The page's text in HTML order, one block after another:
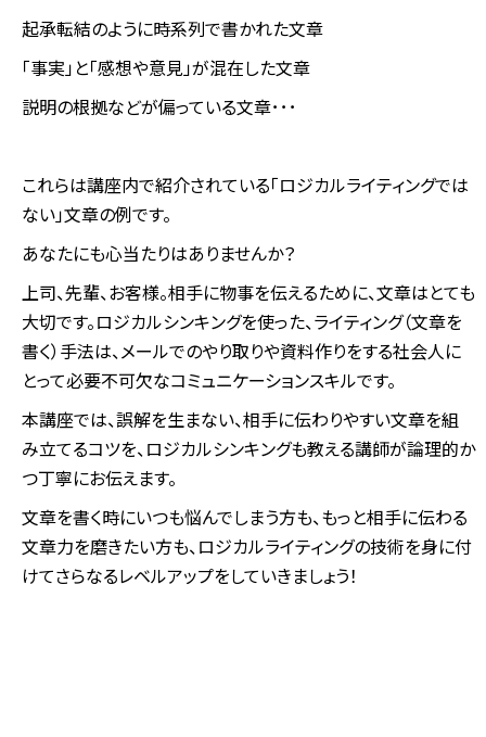
起承転結のように時系列で書かれた文章
「事実」と「感想や意見」が混在した文章
説明の根拠などが偏っている文章･･･
これらは講座内で紹介されている「ロジカルライティングでは
ない」文章の例です。
あなたにも心当たりはありませんか？
上司、先輩、お客様。相手に物事を伝えるために、文章はとても
大切です。ロジカルシンキングを使った、ライティング（文章を
書く）手法は、メールでのやり取りや資料作りをする社会人に
とって必要不可欠なコミュニケーションスキルです。
本講座では、誤解を生まない、相手に伝わりやすい文章を組
み立てるコツを、ロジカルシンキングも教える講師が論理的か
つ丁寧にお伝えます。
文章を書く時にいつも悩んでしまう方も、もっと相手に伝わる
文章力を磨きたい方も、ロジカルライティングの技術を身に付
けてさらなるレベルアップをしていきましょう！